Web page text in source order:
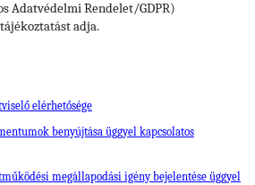
Adatvédelmi Rendelet/GDPR)
adja.
elérhetősége
benyújtása üggyel kapcsolatos
megállapodási igény bejelentése üggyel